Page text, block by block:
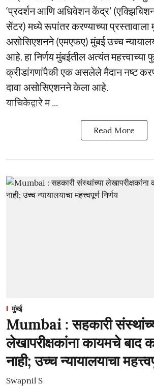
‘प्रदर्शन आणि अधिवेशन केंद्र’
सेंटर) मध्ये रूपांतर करण्याच्या
असोसिएशनने (एमएफए) मुंबई उच्च
आहे. हा निर्णय मुंबईतील अत्यंत महत्त्वाच्या
क्रीडांगणांपैकी एक असलेले मैदान नष्ट
दावा असोसिएशनने केला आहे.
याचिकेद्वारे म ...
Read More
मुंबई
Mumbai : सहकारी
लेखापरीक्षकांना कायमचे बाद
नाही; उच्च न्यायालयाचा
Swapnil S